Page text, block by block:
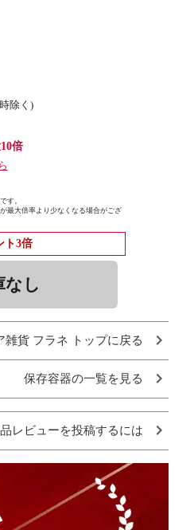
除く)
倍
す。
最大倍率より少なくなる場合がござ
ト3倍
なし
雑貨 フラネ トップに戻る
保存容器の一覧を見る
レビューを投稿するには